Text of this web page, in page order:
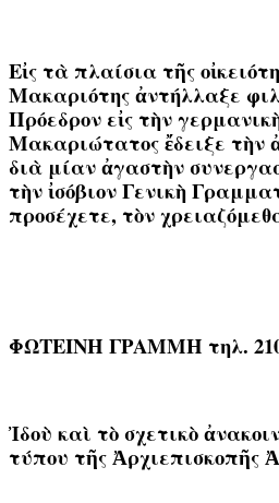
Εἰς τὰ πλαίσια τῆς
Μακαριότης ἀντήλλαξε
Πρόεδρον εἰς τὴν
Μακαριώτατος ἔδειξε τὴν
διὰ μίαν ἀγαστὴν
τὴν ἰσόβιον Γενικὴ
προσέχετε, τὸν
ΦΩΤΕΙΝΗ ΓΡΑΜΜΗ τηλ. 210
Ἰδοὺ καὶ τὸ σχετικὸ
τύπου τῆς Ἀρχιεπισκοπῆς